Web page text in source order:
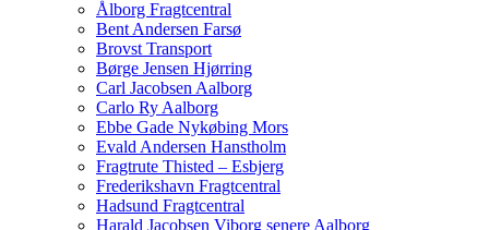
Ålborg Fragtcentral
Bent Andersen Farsø
Brovst Transport
Børge Jensen Hjørring
Carl Jacobsen Aalborg
Carlo Ry Aalborg
Ebbe Gade Nykøbing Mors
Evald Andersen Hanstholm
Fragtrute Thisted – Esbjerg
Frederikshavn Fragtcentral
Hadsund Fragtcentral
Harald Jacobsen Viborg senere Aalborg